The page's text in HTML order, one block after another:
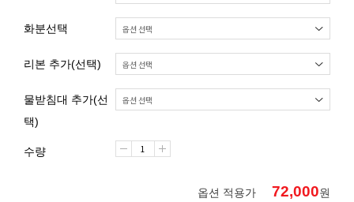
화분선택
리본 추가(선택)
물받침대 추가(선
택)
수량
옵션 적용가 72,000원